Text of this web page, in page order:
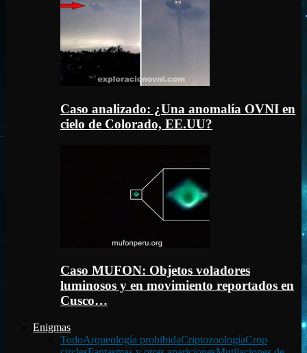
Caso analizado: ¿Una anomalía OVNI en
cielo de Colorado, EE.UU?
Caso MUFON: Objetos voladores
luminosos y en movimiento reportados en
Cusco…
Enigmas
TodoArqueología prohibidaCriptozoologíaCrop